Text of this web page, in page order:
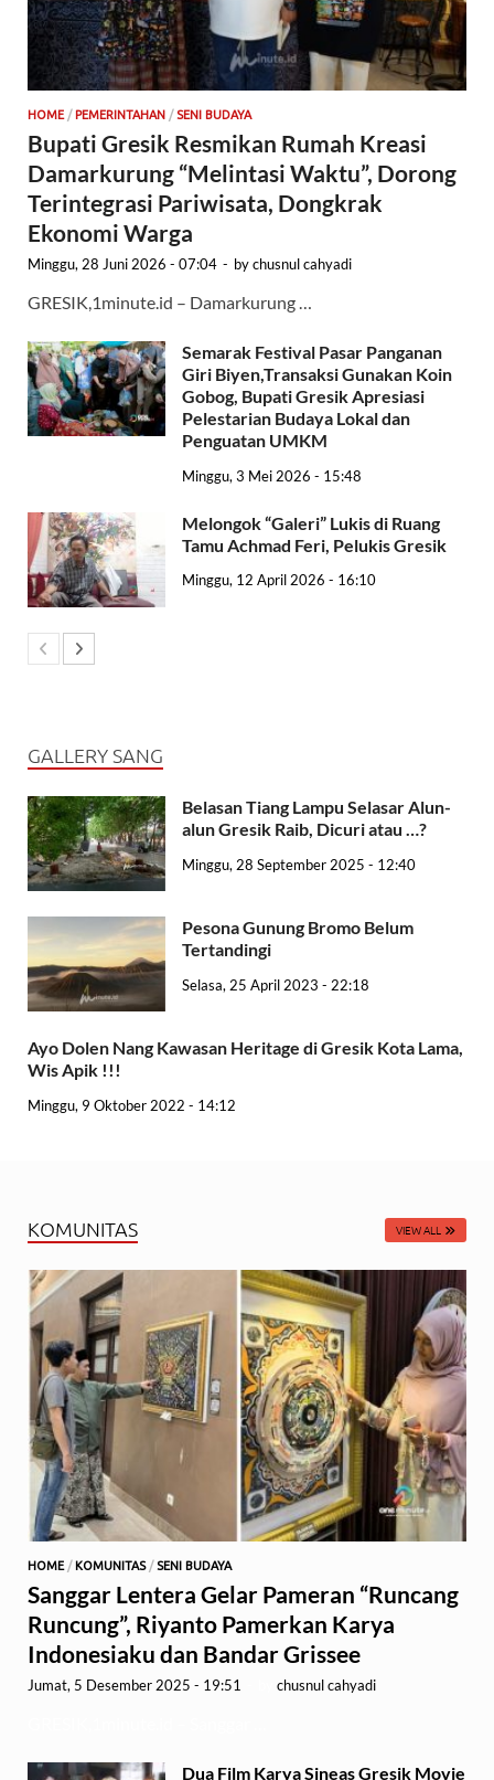
HOME / PEMERINTAHAN / SENI BUDAYA
Bupati Gresik Resmikan Rumah Kreasi
Damarkurung “Melintasi Waktu”, Dorong
Terintegrasi Pariwisata, Dongkrak
Ekonomi Warga
Minggu, 28 Juni 2026 - 07:04 - bychusnul cahyadi
GRESIK,1minute.id – Damarkurung …
Semarak Festival Pasar Panganan
Giri Biyen,Transaksi Gunakan Koin
Gobog, Bupati Gresik Apresiasi
Pelestarian Budaya Lokal dan
Penguatan UMKM
Minggu, 3 Mei 2026 - 15:48
Melongok “Galeri” Lukis di Ruang
Tamu Achmad Feri, Pelukis Gresik
Minggu, 12 April 2026 - 16:10
GALLERY SANG
Belasan Tiang Lampu Selasar Alun-
alun Gresik Raib, Dicuri atau …?
Minggu, 28 September 2025 - 12:40
Pesona Gunung Bromo Belum
Tertandingi
Selasa, 25 April 2023 - 22:18
Ayo Dolen Nang Kawasan Heritage di Gresik Kota Lama,
Wis Apik !!!
Minggu, 9 Oktober 2022 - 14:12
KOMUNITAS VIEW ALL
HOME / KOMUNITAS/ SENI BUDAYA
Sanggar Lentera Gelar Pameran “Runcang
Runcung”, Riyanto Pamerkan Karya
Indonesiaku dan Bandar Grissee
Jumat, 5 Desember 2025 - 19:51 chusnul cahyadi
Dua Film Karya Sineas Gresik Movie